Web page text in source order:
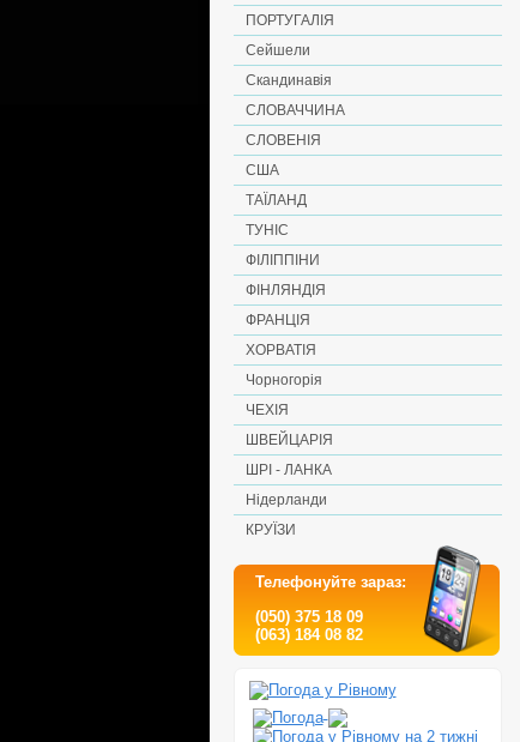
ПОРТУГАЛІЯ
Сейшели
Скандинавія
СЛОВАЧЧИНА
СЛОВЕНІЯ
США
ТАЇЛАНД
ТУНІС
ФІЛІППІНИ
ФІНЛЯНДІЯ
ФРАНЦІЯ
ХОРВАТІЯ
Чорногорія
ЧЕХІЯ
ШВЕЙЦАРІЯ
ШРІ - ЛАНКА
Нідерланди
КРУЇЗИ
Телефонуйте зараз:
(050) 375 18 09
(063) 184 08 82